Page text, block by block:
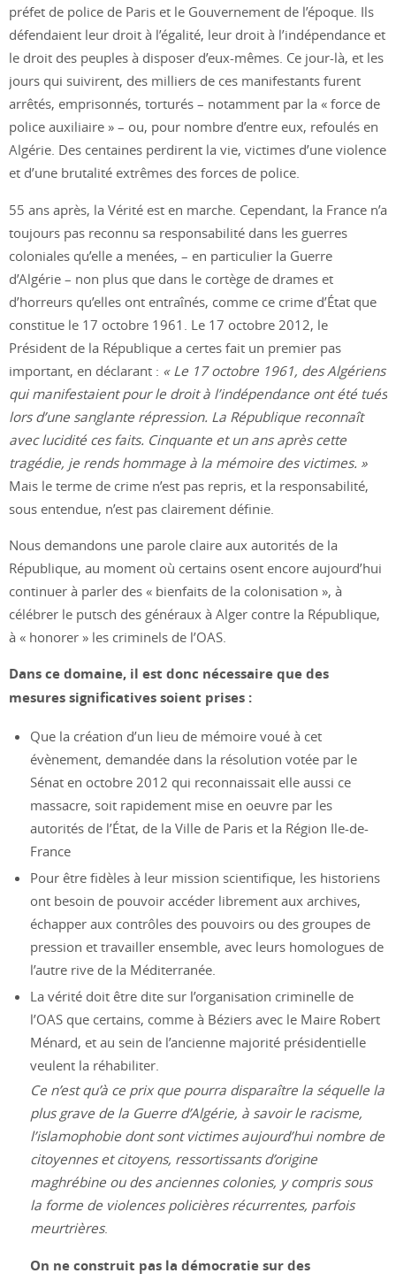
préfet de police de Paris et le Gouvernement de l’époque. Ils
défendaient leur droit à l’égalité, leur droit à l’indépendance et
le droit des peuples à disposer d’eux-mêmes. Ce jour-là, et les
jours qui suivirent, des milliers de ces manifestants furent
arrêtés, emprisonnés, torturés – notamment par la « force de
police auxiliaire » – ou, pour nombre d’entre eux, refoulés en
Algérie. Des centaines perdirent la vie, victimes d’une violence
et d’une brutalité extrêmes des forces de police.
55 ans après, la Vérité est en marche. Cependant, la France n’a
toujours pas reconnu sa responsabilité dans les guerres
coloniales qu’elle a menées, – en particulier la Guerre
d’Algérie – non plus que dans le cortège de drames et
d’horreurs qu’elles ont entraînés, comme ce crime d’État que
constitue le 17 octobre 1961. Le 17 octobre 2012, le
Président de la République a certes fait un premier pas
important, en déclarant : « Le 17 octobre 1961, des Algériens
qui manifestaient pour le droit à l’indépendance ont été tués
lors d’une sanglante répression. La République reconnaît
avec lucidité ces faits. Cinquante et un ans après cette
tragédie, je rends hommage à la mémoire des victimes. »
Mais le terme de crime n’est pas repris, et la responsabilité,
sous entendue, n’est pas clairement définie.
Nous demandons une parole claire aux autorités de la
République, au moment où certains osent encore aujourd’hui
continuer à parler des « bienfaits de la colonisation », à
célébrer le putsch des généraux à Alger contre la République,
à « honorer » les criminels de l’OAS.
Dans ce domaine, il est donc nécessaire que des
mesures significatives soient prises :
Que la création d’un lieu de mémoire voué à cet
évènement, demandée dans la résolution votée par le
Sénat en octobre 2012 qui reconnaissait elle aussi ce
massacre, soit rapidement mise en oeuvre par les
autorités de l’État, de la Ville de Paris et la Région Ile-de-
France
Pour être fidèles à leur mission scientifique, les historiens
ont besoin de pouvoir accéder librement aux archives,
échapper aux contrôles des pouvoirs ou des groupes de
pression et travailler ensemble, avec leurs homologues de
l’autre rive de la Méditerranée.
La vérité doit être dite sur l’organisation criminelle de
l’OAS que certains, comme à Béziers avec le Maire Robert
Ménard, et au sein de l’ancienne majorité présidentielle
veulent la réhabiliter.
Ce n’est qu’à ce prix que pourra disparaître la séquelle la
plus grave de la Guerre d’Algérie, à savoir le racisme,
l’islamophobie dont sont victimes aujourd’hui nombre de
citoyennes et citoyens, ressortissants d’origine
maghrébine ou des anciennes colonies, y compris sous
la forme de violences policières récurrentes, parfois
meurtrières.
On ne construit pas la démocratie sur des